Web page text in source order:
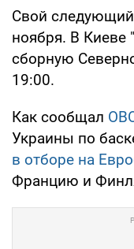
Свой следующий
ноября. В Киеве
сборную
19:00.
Как сообщал
Украины по
в отборе на
Францию и